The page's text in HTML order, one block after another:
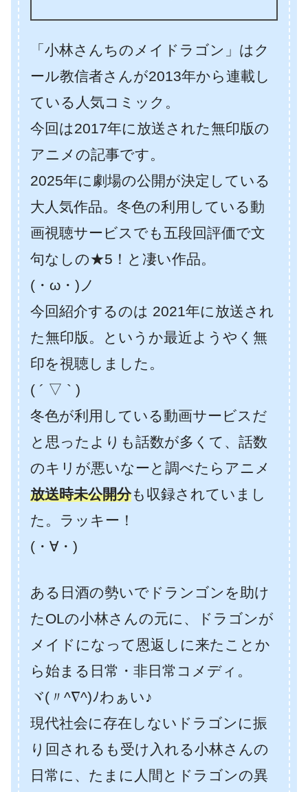
「小林さんちのメイドラゴン」はク
ール教信者さんが2013年から連載し
ている人気コミック。
今回は2017年に放送された無印版の
アニメの記事です。
2025年に劇場の公開が決定している
大人気作品。冬色の利用している動
画視聴サービスでも五段回評価で文
句なしの★5！と凄い作品。
(・ω・)ノ
今回紹介するのは 2021年に放送され
た無印版。というか最近ようやく無
印を視聴しました。
( ´ ▽ ` )
冬色が利用している動画サービスだ
と思ったよりも話数が多くて、話数
のキリが悪いなーと調べたらアニメ
放送時未公開分も収録されていまし
た。ラッキー！
(・∀・)
ある日酒の勢いでドランゴンを助け
たOLの小林さんの元に、ドラゴンが
メイドになって恩返しに来たことか
ら始まる日常・非日常コメディ。
ヾ(〃^∇^)ﾉわぁい♪
現代社会に存在しないドラゴンに振
り回されるも受け入れる小林さんの
日常に、たまに人間とドラゴンの異